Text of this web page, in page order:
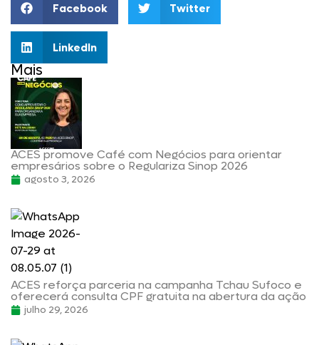
Facebook Twitter
LinkedIn
Mais
ACES promove Café com Negócios para orientar
empresários sobre o Regulariza Sinop 2026
agosto 3, 2026
ACES reforça parceria na campanha Tchau Sufoco e
oferecerá consulta CPF gratuita na abertura da ação
julho 29, 2026